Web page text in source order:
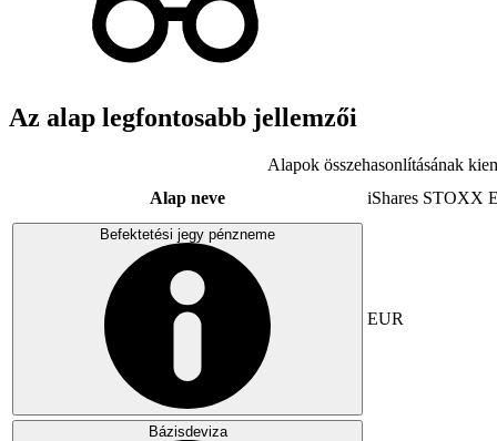
Az alap legfontosabb jellemzői
Alapok összehasonlításának
Alap neve
iShares STOXX
Befektetési jegy pénzneme
EUR
Bázisdeviza